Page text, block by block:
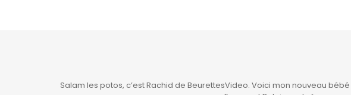
Salam les potos, c’est Rachid de BeurettesVideo. Voici mon nouveau